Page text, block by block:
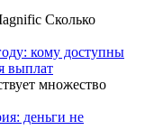
Сколько
кому доступны
выплат
множество
деньги не